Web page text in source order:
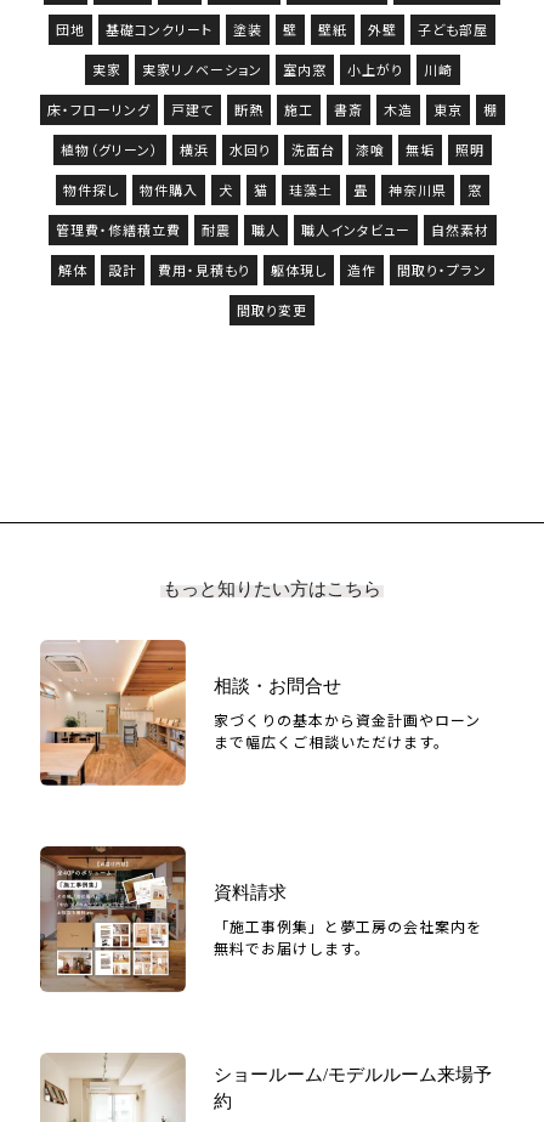
団地 基礎コンクリート 塗装 壁 壁紙 外壁 子ども部屋
実家 実家リノベーション 室内窓 小上がり 川崎
床・フローリング 戸建て 断熱 施工 書斎 木造 東京 棚
植物（グリーン） 横浜 水回り 洗面台 漆喰 無垢 照明
物件探し 物件購入 犬 猫 珪藻土 畳 神奈川県 窓
管理費・修繕積立費 耐震 職人 職人インタビュー 自然素材
解体 設計 費用・見積もり 躯体現し 造作 間取り・プラン
間取り変更
もっと知りたい方はこちら
相談・お問合せ
家づくりの基本から資金計画やローン
まで幅広くご相談いただけます。
資料請求
「施工事例集」と夢工房の会社案内を
無料でお届けします。
ショールーム/モデルルーム来場予
約